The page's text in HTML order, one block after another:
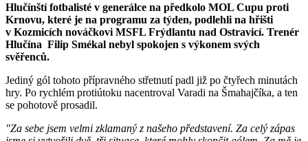
Hlučínští fotbalisté v generálce na předkolo MOL Cupu proti
Krnovu, které je na programu za týden, podlehli na hřišti
v Kozmicích nováčkovi MSFL Frýdlantu nad Ostravicí. Trenér
Hlučína Filip Smékal nebyl spokojen s výkonem svých
svěřenců.
Jediný gól tohoto přípravného střetnutí padl již po čtyřech minutách
hry. Po rychlém protiútoku nacentroval Varadi na Šmahajčíka, a ten
se pohotově prosadil.
"Za sebe jsem velmi zklamaný z našeho představení. Za celý zápas